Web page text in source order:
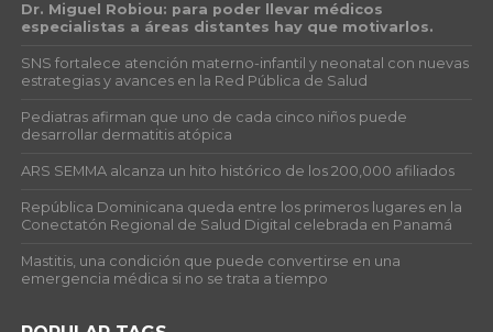
Dr. Miguel Robiou: para poder llevar médicos
especialistas a áreas distantes hay que motivarlos.
SNS fortalece atención materno-infantil y neonatal con nuevas
estrategias y avances en la Red Pública de Salud
Pediatras afirman que uno de cada cinco niños puede
desarrollar dermatitis atópica
ARS SEMMA alcanza un hito histórico de los 200,000 afiliados
República Dominicana queda entre los primeros lugares en la
Conectatón Regional de Salud Digital celebrada en Panamá
Mastitis, una condición que puede convertirse en una
emergencia médica si no se trata a tiempo